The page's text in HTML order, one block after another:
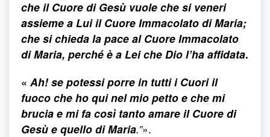
che il Cuore di Gesù vuole che si veneri
assieme a Lui il Cuore Immacolato di Maria;
che si chieda la pace al Cuore Immacolato
di Maria, perché è a Lei che Dio l’ha affidata.
« Ah! se potessi porre in tutti i Cuori il
fuoco che ho qui nel mio petto e che mi
brucia e mi fa così tanto amare il Cuore di
Gesù e quello di Maria.”».